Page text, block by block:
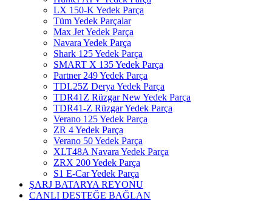
LX 150-K Yedek Parça
Tüm Yedek Parçalar
Max Jet Yedek Parça
Navara Yedek Parça
Shark 125 Yedek Parça
SMART X 135 Yedek Parça
Partner 249 Yedek Parça
TDL25Z Derya Yedek Parça
TDR41Z Rüzgar New Yedek Parça
TDR41-Z Rüzgar Yedek Parça
Verano 125 Yedek Parça
ZR 4 Yedek Parça
Verano 50 Yedek Parça
XLT48A Navara Yedek Parça
ZRX 200 Yedek Parça
S1 E-Car Yedek Parça
ŞARJ BATARYA REYONU
CANLI DESTEĞE BAĞLAN